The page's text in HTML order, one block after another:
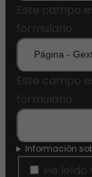
Este campo
formulario
Este campo
formulario
Información
He